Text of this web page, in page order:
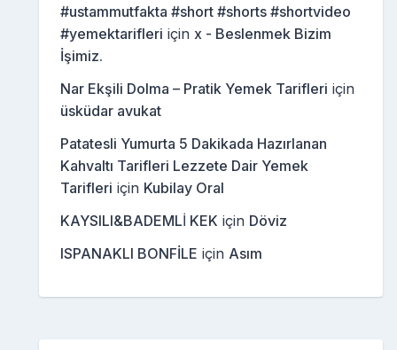
#ustammutfakta #short #shorts #shortvideo
#yemektarifleri için x - Beslenmek Bizim
İşimiz.
Nar Ekşili Dolma – Pratik Yemek Tarifleri için
üsküdar avukat
Patatesli Yumurta 5 Dakikada Hazırlanan
Kahvaltı Tarifleri Lezzete Dair Yemek
Tarifleri için Kubilay Oral
KAYSILI&BADEMLİ KEK için Döviz
ISPANAKLI BONFİLE için Asım